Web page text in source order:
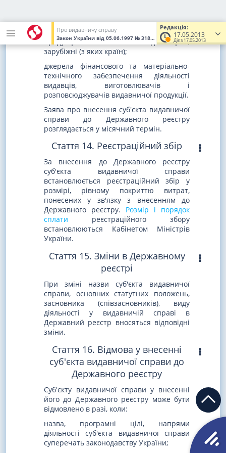
Редакція:
17.05.2013
Діє з 17.05.2013
Про видавничу справу
Закон України від 05.06.1997 № 318/97-ВР (Увага! Попередня
джерела надходження видавничої
продукції - вітчизняні видавництва,
зарубіжні (з яких країн);
джерела фінансового та матеріально-
технічного забезпечення діяльності
видавців, виготовлювачів і
розповсюджувачів видавничої продукції.
Заява про внесення суб'єкта видавничої
справи до Державного реєстру
розглядається у місячний термін.
Стаття 14. Реєстраційний збір
За внесення до Державного реєстру
суб'єкта видавничої справи
встановлюється реєстраційний збір у
розмірі, рівному покриттю витрат,
понесених у зв'язку з внесенням до
Державного реєстру. Розмір і порядок
сплати реєстраційного збору
встановлюються Кабінетом Міністрів
України.
Стаття 15. Зміни в Державному
реєстрі
При зміні назви суб'єкта видавничої
справи, основних статутних положень,
засновника (співзасновників), виду
діяльності у видавничій справі в
Державний реєстр вносяться відповідні
зміни.
Стаття 16. Відмова у внесенні
суб'єкта видавничої справи до
Державного реєстру
Суб'єкту видавничої справи у внесенні
його до Державного реєстру може бути
відмовлено в разі, коли:
назва, програмні цілі, напрями
діяльності суб'єкта видавничої справи
суперечать законодавству України;